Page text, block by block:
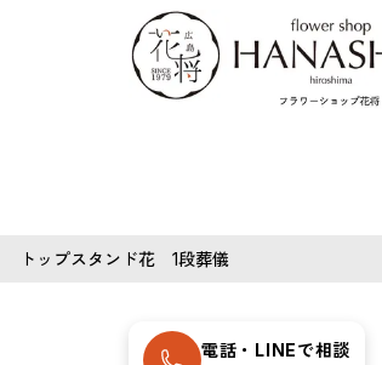
トップスタンド花 1段葬儀
電話・LINEで相談